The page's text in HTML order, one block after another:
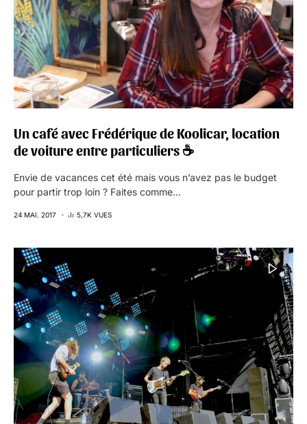
Un café avec Frédérique de Koolicar, location
de voiture entre particuliers ☕
Envie de vacances cet été mais vous n’avez pas le budget
pour partir trop loin ? Faites comme…
24 MAI. 2017 5,7K VUES